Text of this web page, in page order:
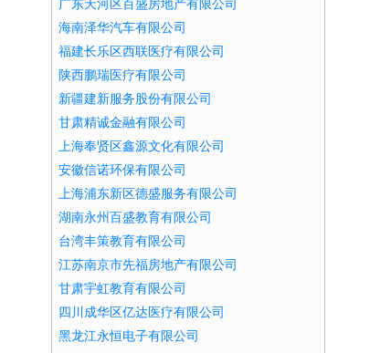
广东天河区百盛房地产有限公司
海南泽华汽车有限公司
福建长乐区西联医疗有限公司
陕西鹏瑞医疗有限公司
新疆建新服务股份有限公司
甘肃精诚金融有限公司
上海奉贤区鑫源文化有限公司
安徽信诺环保有限公司
上海浦东新区德盛服务有限公司
湖南永州百盛教育有限公司
台湾丰策教育有限公司
江苏南京市先福房地产有限公司
甘肃宇虹教育有限公司
四川成华区亿达医疗有限公司
黑龙江永恒电子有限公司